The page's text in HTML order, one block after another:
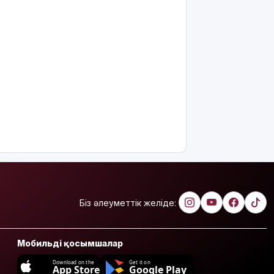
Біз әлеуметтік желіде:
Мобильді қосымшалар
Download on the
App Store
Get it on
Google Play